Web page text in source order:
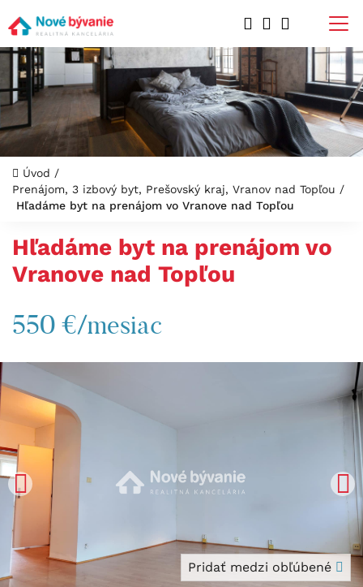
Úvod /
Prenájom, 3 izbový byt, Prešovský kraj, Vranov nad Topľou /
Hľadáme byt na prenájom vo Vranove nad Topľou
Hľadáme byt na prenájom vo
Vranove nad Topľou
550 €/mesiac
Pridať medzi obľúbené